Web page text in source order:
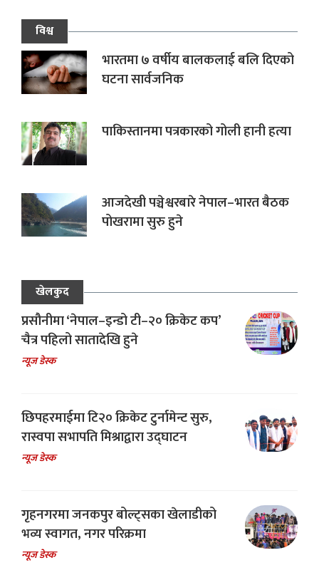
विश्व
भारतमा ७ वर्षीय बालकलाई बलि दिएको
घटना सार्वजनिक
पाकिस्तानमा पत्रकारको गोली हानी हत्या
आजदेखी पञ्चेश्वरबारे नेपाल–भारत बैठक
पोखरामा सुरु हुने
खेलकुद
प्रसौनीमा ‘नेपाल–इन्डो टी–२० क्रिकेट कप’
चैत्र पहिलो सातादेखि हुने
न्यूज डेस्क
छिपहरमाईमा टि२० क्रिकेट टुर्नामेन्ट सुरु,
रास्वपा सभापति मिश्राद्वारा उद्घाटन
न्यूज डेस्क
गृहनगरमा जनकपुर बोल्ट्सका खेलाडीको
भव्य स्वागत, नगर परिक्रमा
न्यूज डेस्क